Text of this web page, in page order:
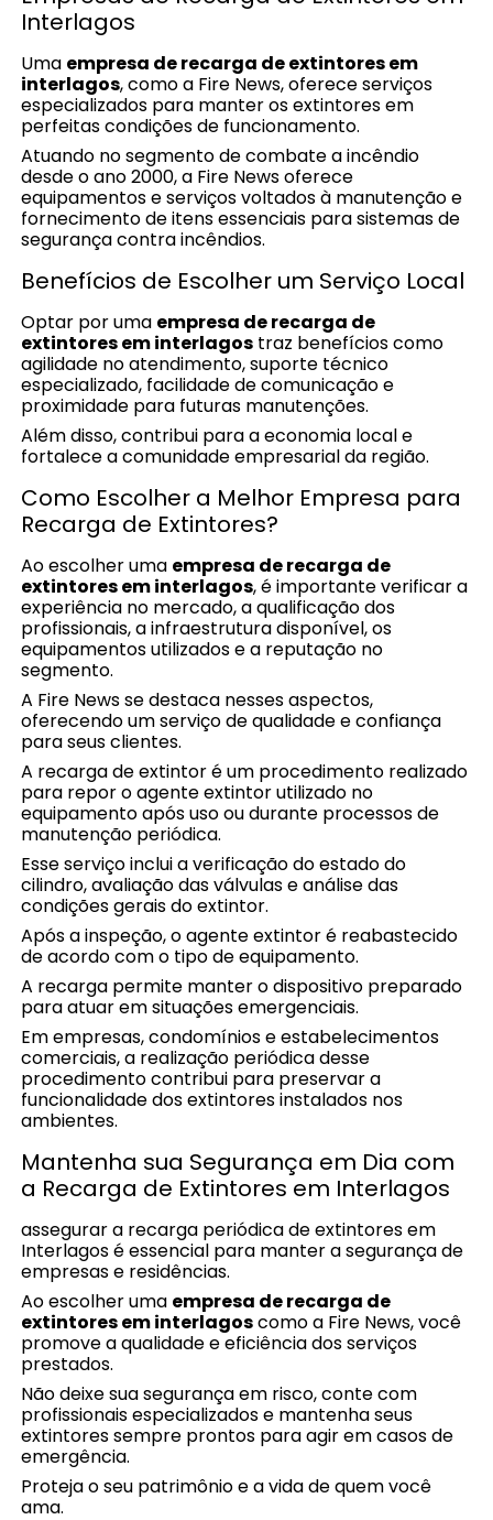
Interlagos
Uma empresa de recarga de extintores em
interlagos, como a Fire News, oferece serviços
especializados para manter os extintores em
perfeitas condições de funcionamento.
Atuando no segmento de combate a incêndio
desde o ano 2000, a Fire News oferece
equipamentos e serviços voltados à manutenção e
fornecimento de itens essenciais para sistemas de
segurança contra incêndios.
Benefícios de Escolher um Serviço Local
Optar por uma empresa de recarga de
extintores em interlagos traz benefícios como
agilidade no atendimento, suporte técnico
especializado, facilidade de comunicação e
proximidade para futuras manutenções.
Além disso, contribui para a economia local e
fortalece a comunidade empresarial da região.
Como Escolher a Melhor Empresa para
Recarga de Extintores?
Ao escolher uma empresa de recarga de
extintores em interlagos, é importante verificar a
experiência no mercado, a qualificação dos
profissionais, a infraestrutura disponível, os
equipamentos utilizados e a reputação no
segmento.
A Fire News se destaca nesses aspectos,
oferecendo um serviço de qualidade e confiança
para seus clientes.
A recarga de extintor é um procedimento realizado
para repor o agente extintor utilizado no
equipamento após uso ou durante processos de
manutenção periódica.
Esse serviço inclui a verificação do estado do
cilindro, avaliação das válvulas e análise das
condições gerais do extintor.
Após a inspeção, o agente extintor é reabastecido
de acordo com o tipo de equipamento.
A recarga permite manter o dispositivo preparado
para atuar em situações emergenciais.
Em empresas, condomínios e estabelecimentos
comerciais, a realização periódica desse
procedimento contribui para preservar a
funcionalidade dos extintores instalados nos
ambientes.
Mantenha sua Segurança em Dia com
a Recarga de Extintores em Interlagos
assegurar a recarga periódica de extintores em
Interlagos é essencial para manter a segurança de
empresas e residências.
Ao escolher uma empresa de recarga de
extintores em interlagoscomo a Fire News, você
promove a qualidade e eficiência dos serviços
prestados.
Não deixe sua segurança em risco, conte com
profissionais especializados e mantenha seus
extintores sempre prontos para agir em casos de
emergência.
Proteja o seu patrimônio e a vida de quem você
ama.